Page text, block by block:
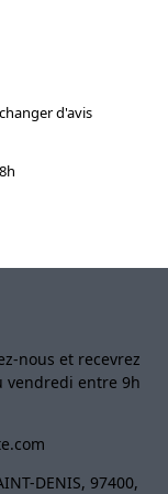
d'avis
nous et recevrez
vendredi entre 9h
DENIS, 97400,